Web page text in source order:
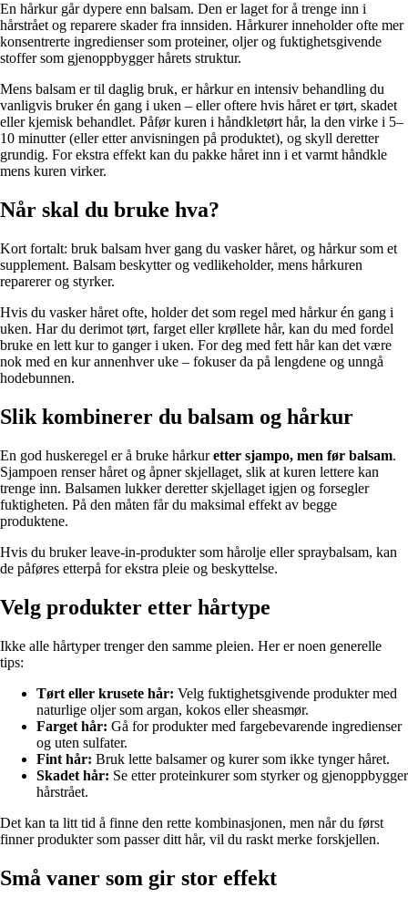
En hårkur går dypere enn balsam. Den er laget for å trenge inn i
hårstrået og reparere skader fra innsiden. Hårkurer inneholder ofte mer
konsentrerte ingredienser som proteiner, oljer og fuktighetsgivende
stoffer som gjenoppbygger hårets struktur.
Mens balsam er til daglig bruk, er hårkur en intensiv behandling du
vanligvis bruker én gang i uken – eller oftere hvis håret er tørt, skadet
eller kjemisk behandlet. Påfør kuren i håndkletørt hår, la den virke i 5–
10 minutter (eller etter anvisningen på produktet), og skyll deretter
grundig. For ekstra effekt kan du pakke håret inn i et varmt håndkle
mens kuren virker.
Når skal du bruke hva?
Kort fortalt: bruk balsam hver gang du vasker håret, og hårkur som et
supplement. Balsam beskytter og vedlikeholder, mens hårkuren
reparerer og styrker.
Hvis du vasker håret ofte, holder det som regel med hårkur én gang i
uken. Har du derimot tørt, farget eller krøllete hår, kan du med fordel
bruke en lett kur to ganger i uken. For deg med fett hår kan det være
nok med en kur annenhver uke – fokuser da på lengdene og unngå
hodebunnen.
Slik kombinerer du balsam og hårkur
En god huskeregel er å bruke hårkuretter sjampo, men før balsam.
Sjampoen renser håret og åpner skjellaget, slik at kuren lettere kan
trenge inn. Balsamen lukker deretter skjellaget igjen og forsegler
fuktigheten. På den måten får du maksimal effekt av begge
produktene.
Hvis du bruker leave-in-produkter som hårolje eller spraybalsam, kan
de påføres etterpå for ekstra pleie og beskyttelse.
Velg produkter etter hårtype
Ikke alle hårtyper trenger den samme pleien. Her er noen generelle
tips:
Tørt eller krusete hår: Velg fuktighetsgivende produkter med
naturlige oljer som argan, kokos eller sheasmør.
Farget hår: Gå for produkter med fargebevarende ingredienser
og uten sulfater.
Fint hår: Bruk lette balsamer og kurer som ikke tynger håret.
Skadet hår: Se etter proteinkurer som styrker og gjenoppbygger
hårstrået.
Det kan ta litt tid å finne den rette kombinasjonen, men når du først
finner produkter som passer ditt hår, vil du raskt merke forskjellen.
Små vaner som gir stor effekt